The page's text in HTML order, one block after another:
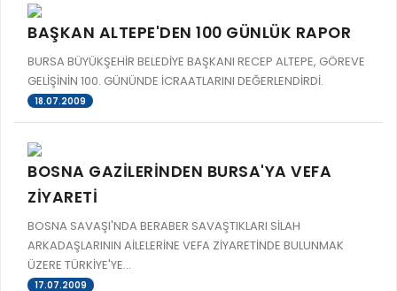
BAŞKAN ALTEPE'DEN 100 GÜNLÜK RAPOR
BURSA BÜYÜKŞEHİR BELEDİYE BAŞKANI RECEP ALTEPE, GÖREVE
GELİŞİNİN 100. GÜNÜNDE İCRAATLARINI DEĞERLENDİRDİ.
18.07.2009
BOSNA GAZİLERİNDEN BURSA'YA VEFA
ZİYARETİ
BOSNA SAVAŞI'NDA BERABER SAVAŞTIKLARI SİLAH
ARKADAŞLARININ AİLELERİNE VEFA ZİYARETİNDE BULUNMAK
ÜZERE TÜRKİYE'YE...
17.07.2009